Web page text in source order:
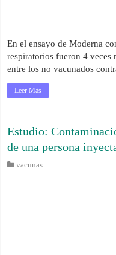
En el ensayo de Moderna
respiratorios fueron 4 veces
entre los no vacunados
Leer Más
Estudio:
de una persona
vacunas